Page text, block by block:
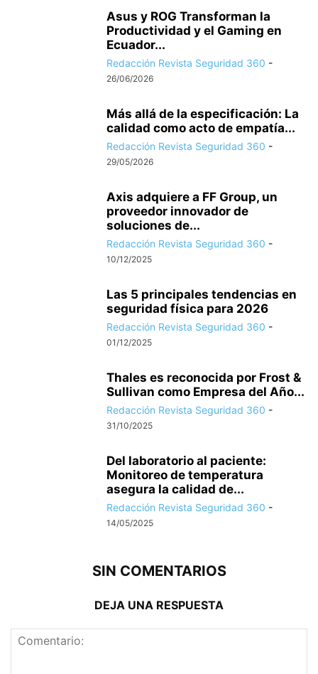
Asus y ROG Transforman la
Productividad y el Gaming en
Ecuador...
Redacción Revista Seguridad 360 -
26/06/2026
Más allá de la especificación: La
calidad como acto de empatía...
Redacción Revista Seguridad 360 -
29/05/2026
Axis adquiere a FF Group, un
proveedor innovador de
soluciones de...
Redacción Revista Seguridad 360 -
10/12/2025
Las 5 principales tendencias en
seguridad física para 2026
Redacción Revista Seguridad 360 -
01/12/2025
Thales es reconocida por Frost &
Sullivan como Empresa del Año...
Redacción Revista Seguridad 360 -
31/10/2025
Del laboratorio al paciente:
Monitoreo de temperatura
asegura la calidad de...
Redacción Revista Seguridad 360 -
14/05/2025
SIN COMENTARIOS
DEJA UNA RESPUESTA